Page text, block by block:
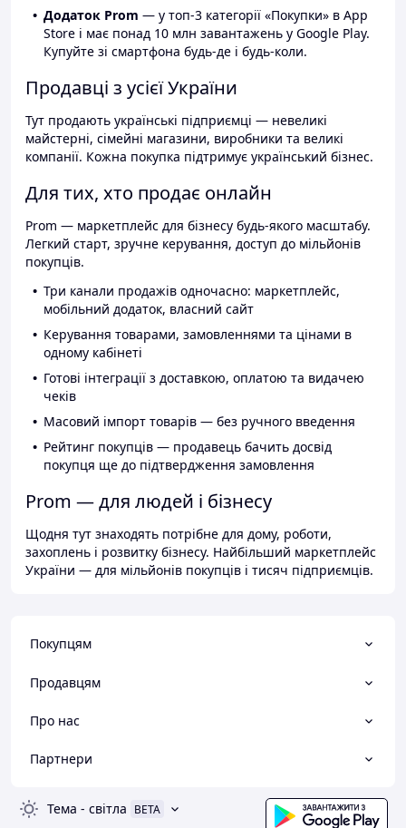
Додаток Prom — у топ-3 категорії «Покупки» в App
Store і має понад 10 млн завантажень у Google Play.
Купуйте зі смартфона будь-де і будь-коли.
Продавці з усієї України
Тут продають українські підприємці — невеликі
майстерні, сімейні магазини, виробники та великі
компанії. Кожна покупка підтримує український бізнес.
Для тих, хто продає онлайн
Prom — маркетплейс для бізнесу будь-якого масштабу.
Легкий старт, зручне керування, доступ до мільйонів
покупців.
Три канали продажів одночасно: маркетплейс,
мобільний додаток, власний сайт
Керування товарами, замовленнями та цінами в
одному кабінеті
Готові інтеграції з доставкою, оплатою та видачею
чеків
Масовий імпорт товарів — без ручного введення
Рейтинг покупців — продавець бачить досвід
покупця ще до підтвердження замовлення
Prom — для людей і бізнесу
Щодня тут знаходять потрібне для дому, роботи,
захоплень і розвитку бізнесу. Найбільший маркетплейс
України — для мільйонів покупців і тисяч підприємців.
Покупцям
Продавцям
Про нас
Партнери
Тема - світла BETA